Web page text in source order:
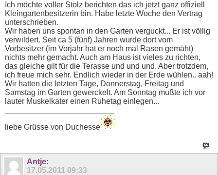
Ich möchte voller Stolz berichten das ich jetzt ganz offiziell
Kleingartenbesitzerin bin. Habe letzte Woche den Vertrag
unterschrieben.
Wir haben uns spontan in den Garten verguckt... Er ist völlig
verwildert. Seit ca 5 (fünf) Jahren wurde dort vom
Vorbesitzer (im Vorjahr hat er noch mal Rasen gemäht)
nichts mehr gemacht. Auch am Haus ist vieles zu richten,
das gleiche gilt für die Terasse und und und. Aber trotzdem,
ich freue mich sehr. Endlich wieder in der Erde wühlen.. aah!
Wir hatten die letzten Tage, Donnerstag, Freitag und
Samstag im Garten gewerckelt. Am Sonntag mußte ich vor
lauter Muskelkater einen Ruhetag einlegen...
liebe Grüsse von Duchesse
Antje:
17.05.2011 09:33